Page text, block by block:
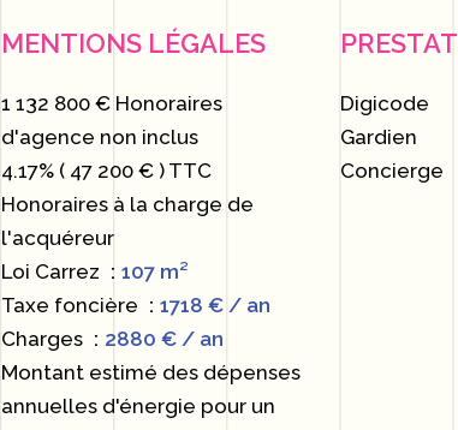
MENTIONS LÉGALES
1 132 800 € Honoraires
d'agence non inclus
4.17% ( 47 200 € ) TTC
Honoraires à la charge de
l'acquéreur
Loi Carrez
107 m²
Taxe foncière
1718 € / an
Charges
2880 € / an
Montant estimé des dépenses
annuelles d'énergie pour un
Digicode
Gardien
Concierge